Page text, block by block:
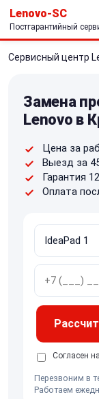
Lenovo-SC
Постгарантийный
Сервисный центр
Замена
Lenovo в
Цена за
Выезд за
Гарантия
Оплата
Согласен
Перезвоним в
Работаем